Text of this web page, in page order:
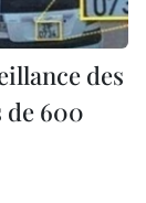
des
600